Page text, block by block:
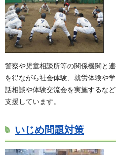
警察や児童相談所等の関係機関と
を得ながら社会体験、就労体験や
話相談や体験交流会を実施するな
支援しています。
いじめ問題対策